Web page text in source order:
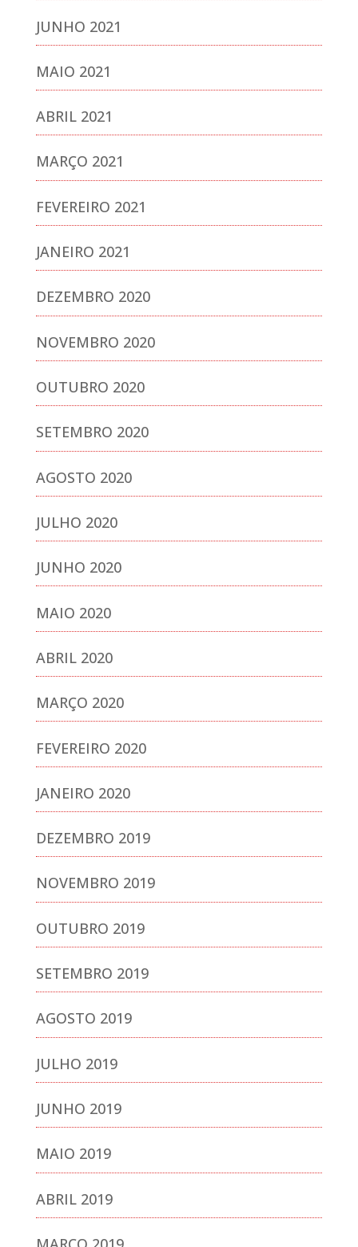
JUNHO 2021
MAIO 2021
ABRIL 2021
MARÇO 2021
FEVEREIRO 2021
JANEIRO 2021
DEZEMBRO 2020
NOVEMBRO 2020
OUTUBRO 2020
SETEMBRO 2020
AGOSTO 2020
JULHO 2020
JUNHO 2020
MAIO 2020
ABRIL 2020
MARÇO 2020
FEVEREIRO 2020
JANEIRO 2020
DEZEMBRO 2019
NOVEMBRO 2019
OUTUBRO 2019
SETEMBRO 2019
AGOSTO 2019
JULHO 2019
JUNHO 2019
MAIO 2019
ABRIL 2019